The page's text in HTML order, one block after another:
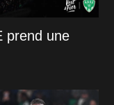
prend une